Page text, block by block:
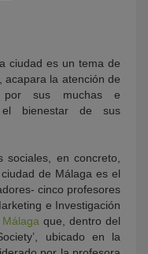
ciudad es un tema de
acapara la atención de
por sus muchas e
el bienestar de sus
sociales, en concreto,
de Málaga es el
cinco profesores
e Investigación
que, dentro del
ubicado en la